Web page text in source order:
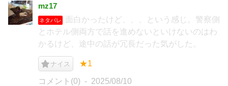
mz17
ネタバレ
面白かったけど、、、という感じ。警察側
とホテル側両方で話を進めないといけないのはわ
かるけど、途中の話が冗長だった気がした。
ナイス ★1
コメント(0) 2025/08/10